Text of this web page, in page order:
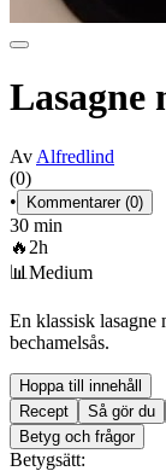
Lasagne
Av Alfredlind
(0)
•
Kommentarer (0)
30 min
🔥 2h
📊 Medium
En klassisk lasagne
bechamelsås.
Hoppa till innehåll
Recept
Så gör du
Betyg och frågor
Betygsätt: